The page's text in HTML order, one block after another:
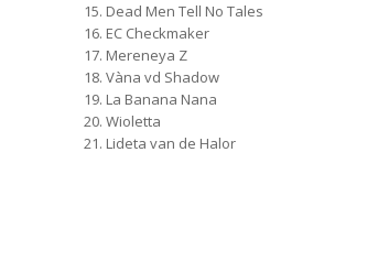
15. Dead Men Tell No Tales
16. EC Checkmaker
17. Mereneya Z
18. Vàna vd Shadow
19. La Banana Nana
20. Wioletta
21. Lideta van de Halor